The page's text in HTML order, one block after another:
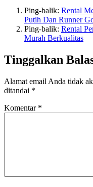
Ping-balik: Rental
Putih Dan Runner
Ping-balik: Rental
Murah Berkualitas
Tinggalkan
Alamat email Anda tidak
ditandai *
Komentar *